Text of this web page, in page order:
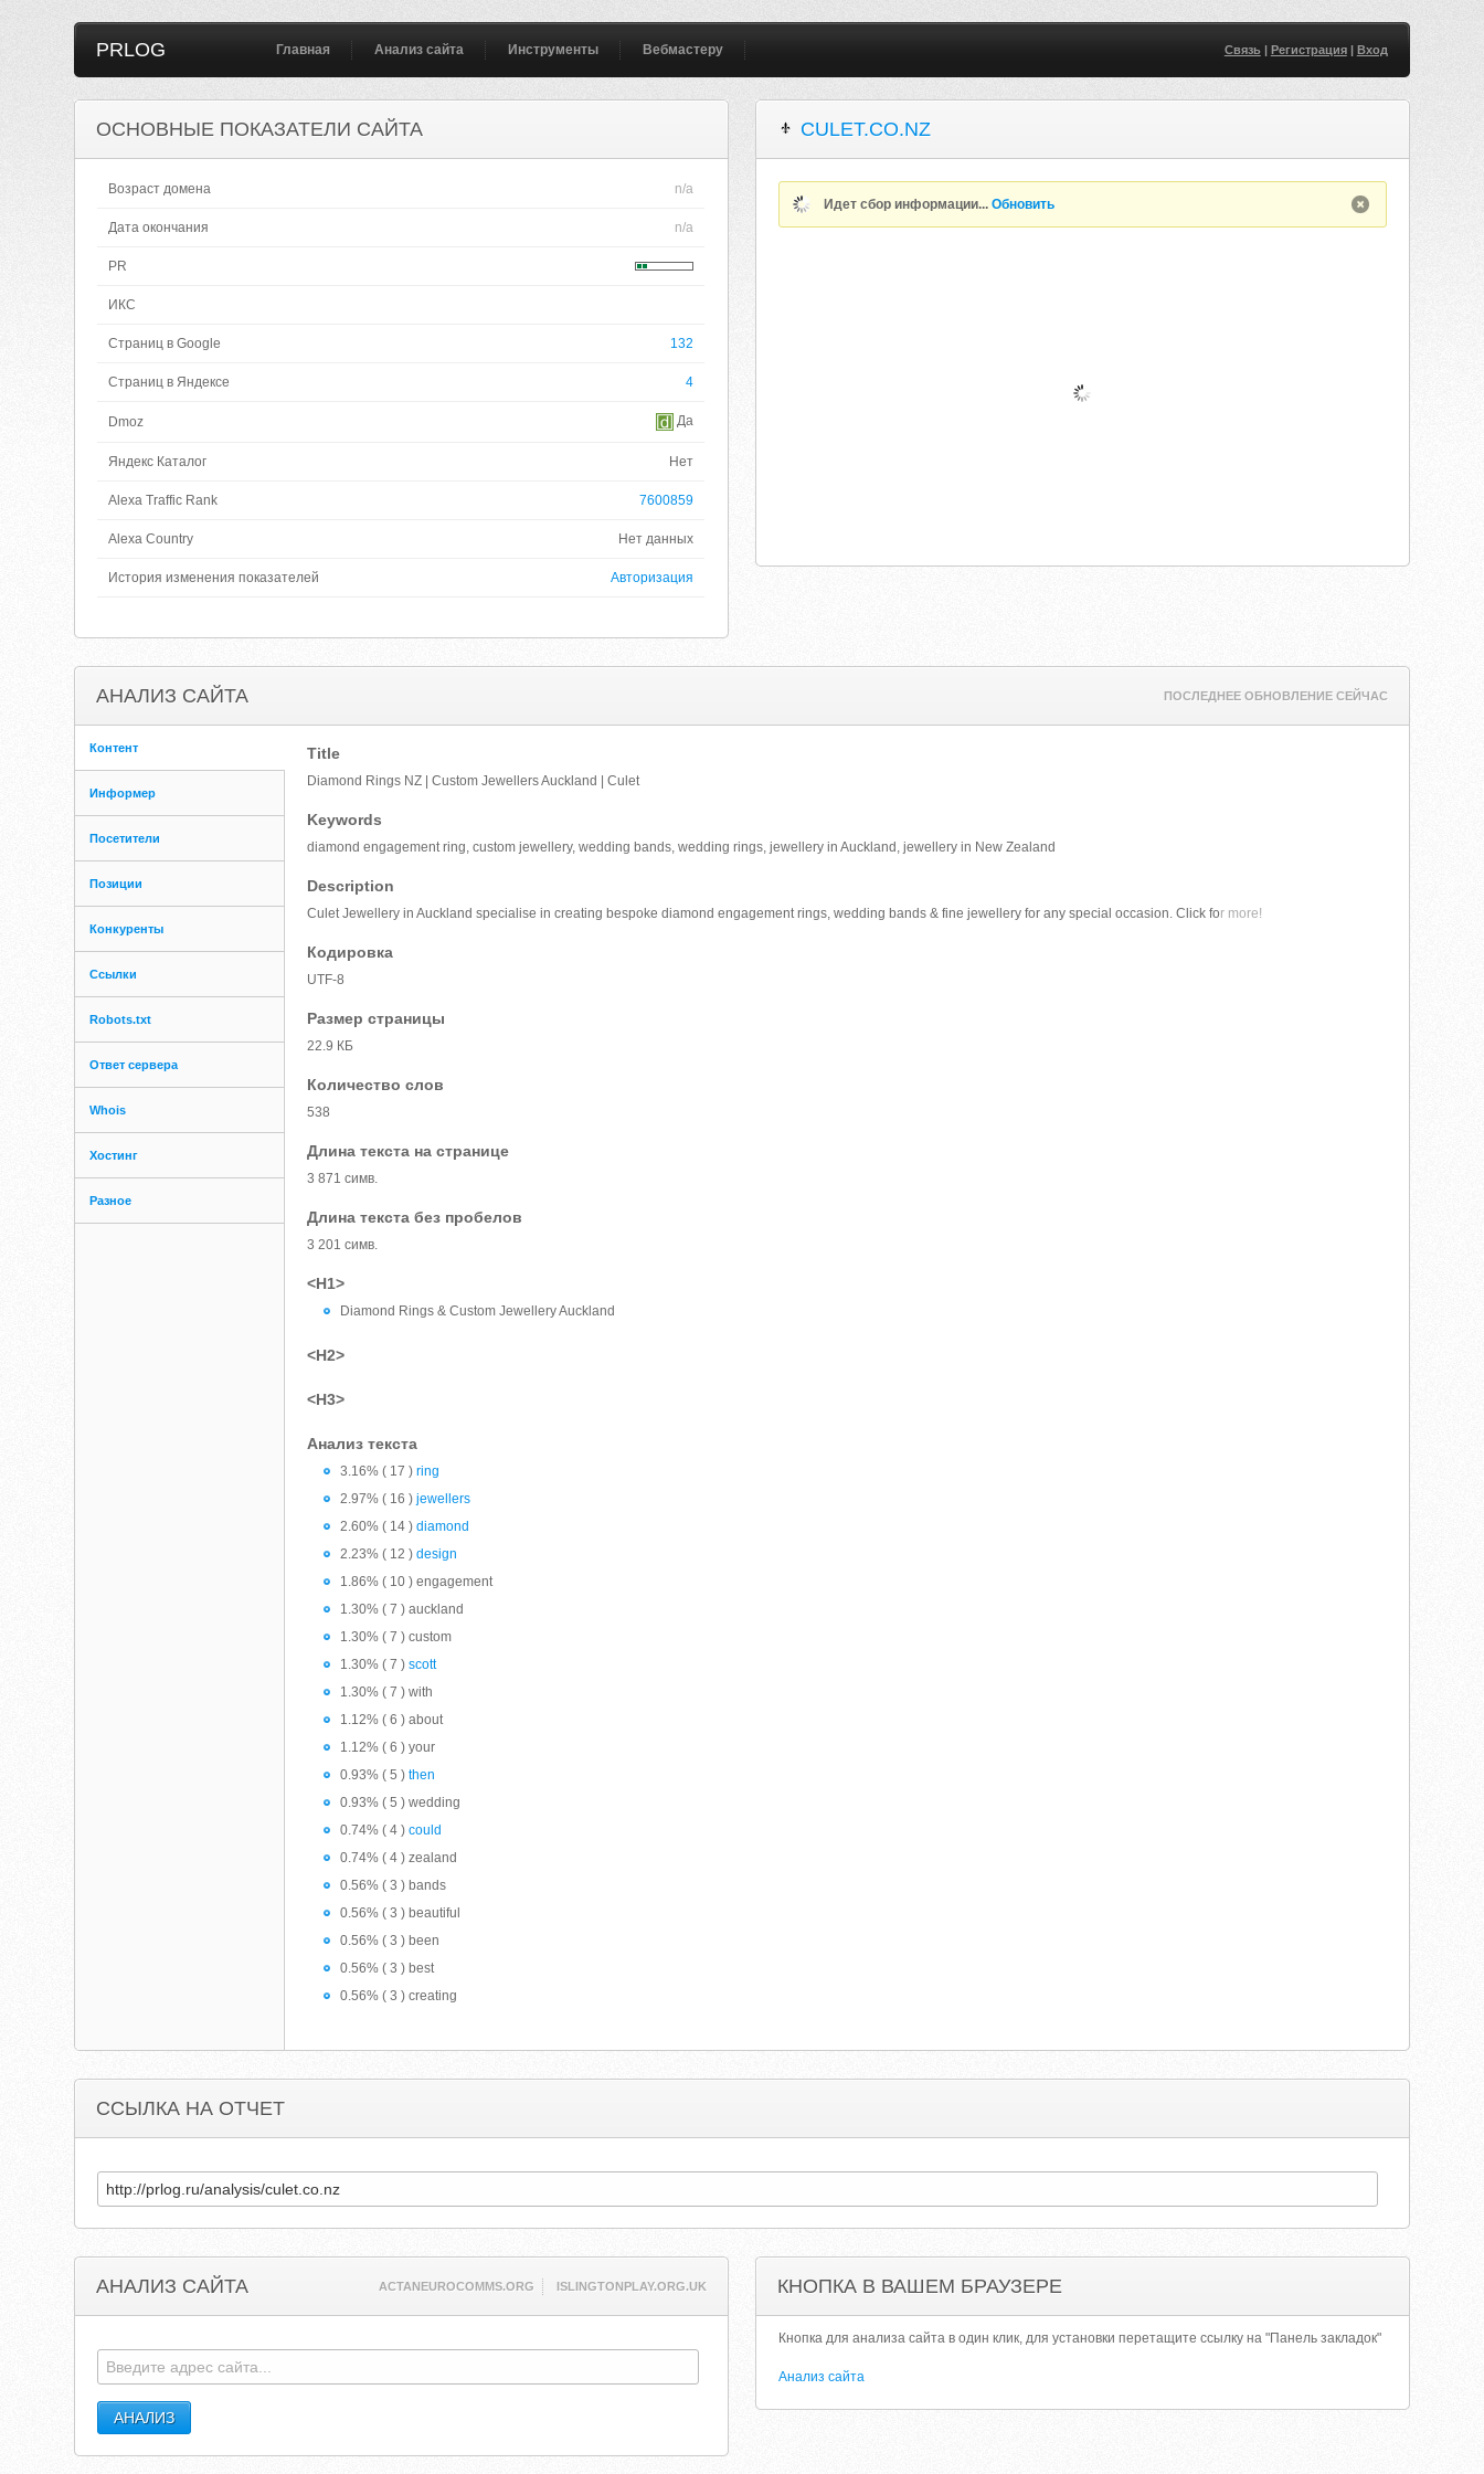
PRLOG Главная Анализ сайта Инструменты Вебмастеру Связь| Регистрация| Вход
ОСНОВНЫЕ ПОКАЗАТЕЛИ САЙТА
Возраст домена n/a
Дата окончания n/a
PR
ИКС
Страниц в Google 132
Страниц в Яндексе 4
Dmoz Да
Яндекс Каталог Нет
Alexa Traffic Rank 7600859
Alexa Country Нет данных
История изменения показателей Авторизация
CULET.CO.NZ
Идет сбор информации...Обновить
АНАЛИЗ САЙТА ПОСЛЕДНЕЕ ОБНОВЛЕНИЕ СЕЙЧАС
Контент
Информер
Посетители
Позиции
Конкуренты
Ссылки
Robots.txt
Ответ сервера
Whois
Хостинг
Разное
Title
Diamond Rings NZ | Custom Jewellers Auckland | Culet
Keywords
diamond engagement ring, custom jewellery, wedding bands, wedding rings, jewellery in Auckland, jewellery in New Zealand
Description
Culet Jewellery in Auckland specialise in creating bespoke diamond engagement rings, wedding bands & fine jewellery for any special occasion. Click for more!
Кодировка
UTF-8
Размер страницы
22.9 КБ
Количество слов
538
Длина текста на странице
3 871 симв.
Длина текста без пробелов
3 201 симв.
<H1>
Diamond Rings & Custom Jewellery Auckland
<H2>
<H3>
Анализ текста
3.16% ( 17 )ring
2.97% ( 16 )jewellers
2.60% ( 14 )diamond
2.23% ( 12 )design
1.86% ( 10 ) engagement
1.30% ( 7 ) auckland
1.30% ( 7 ) custom
1.30% ( 7 )scott
1.30% ( 7 ) with
1.12% ( 6 ) about
1.12% ( 6 ) your
0.93% ( 5 )then
0.93% ( 5 ) wedding
0.74% ( 4 )could
0.74% ( 4 ) zealand
0.56% ( 3 ) bands
0.56% ( 3 ) beautiful
0.56% ( 3 ) been
0.56% ( 3 ) best
0.56% ( 3 ) creating
ССЫЛКА НА ОТЧЕТ
АНАЛИЗ САЙТА ACTANEUROCOMMS.ORG ISLINGTONPLAY.ORG.UK КНОПКА В ВАШЕМ БРАУЗЕРЕ
Кнопка для анализа сайта в один клик, для установки перетащите ссылку на "Панель закладок"
Анализ сайта